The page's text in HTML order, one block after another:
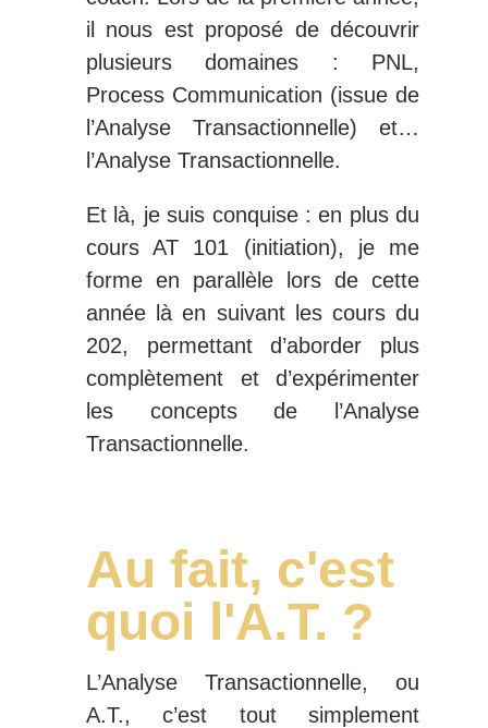
il nous est proposé de découvrir
plusieurs domaines : PNL,
Process Communication (issue de
l’Analyse Transactionnelle) et…
l’Analyse Transactionnelle.
Et là, je suis conquise : en plus du
cours AT 101 (initiation), je me
forme en parallèle lors de cette
année là en suivant les cours du
202, permettant d’aborder plus
complètement et d’expérimenter
les concepts de l’Analyse
Transactionnelle.
Au fait, c'est
quoi l'A.T. ?
L’Analyse Transactionnelle, ou
A.T., c’est tout simplement